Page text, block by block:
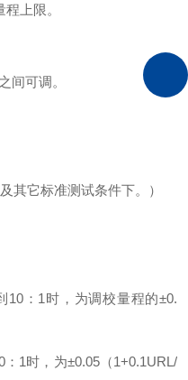
上限。
可调。
其它标准测试条件下。）
，为调校量程的±0.
，为±0.05（1+0.1URL/